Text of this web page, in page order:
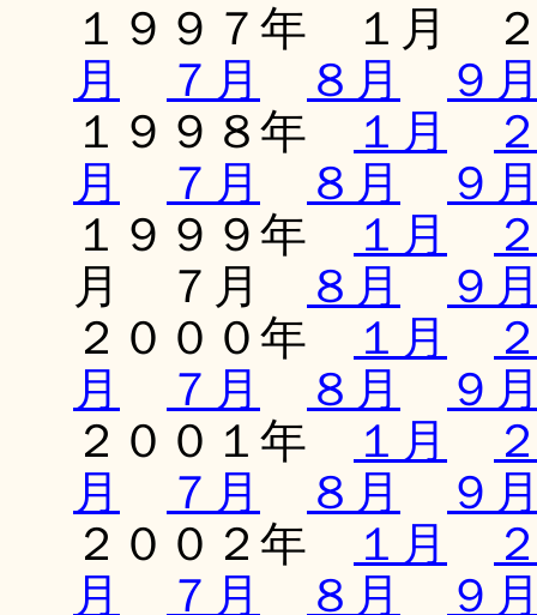
１９９７年 １月
月
７月 ８月
９
１９９８年
１月
月
７月 ８月
９
１９９９年
１月
月 ７月
８月
９
２０００年
１月
月
７月 ８月
９
２００１年
１月
月
７月 ８月
９
２００２年
１月
月
７月 ８月
９